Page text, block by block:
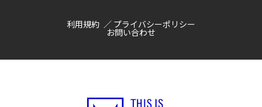
利用規約 プライバシーポリシー
お問い合わせ